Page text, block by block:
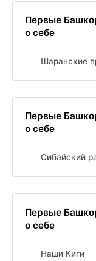
Первые
о себе
Шаранские
Первые
о себе
Сибайский
Первые
о себе
Наши Киги